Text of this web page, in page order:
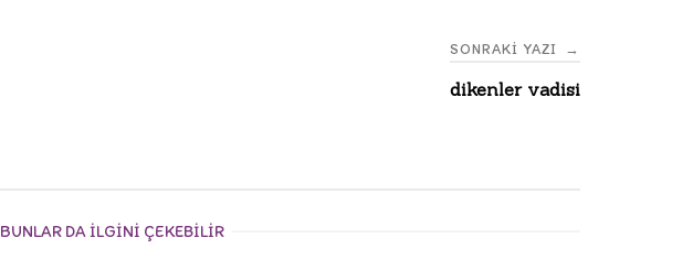
SONRAKI YAZI →
dikenler vadisi
BUNLAR DA ILGINI ÇEKEBILIR